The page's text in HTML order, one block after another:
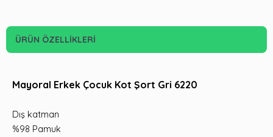
ÜRÜN ÖZELLIKLERI
Mayoral Erkek Çocuk Kot Şort Gri 6220
Dış katman
%98 Pamuk